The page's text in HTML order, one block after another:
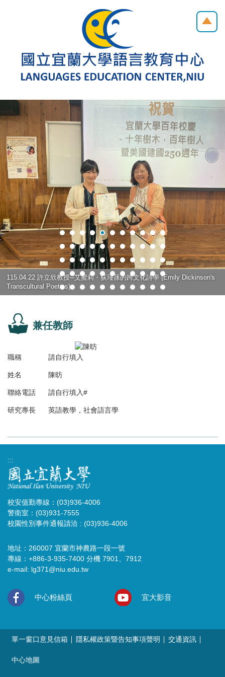
115.04.22 許立欣教授─艾蜜莉・荻瑾蓀的跨文化詩學 (Emily Dickinson's
Transcultural Poetics)
115.04.22 張四德教授─美國是甚麼？我的認知和體驗：1976-2026
兼任教師
職稱 請自行填入
姓名 陳昉
聯絡電話 請自行填入#
研究專長 英語教學，社會語言學
:::
校安值勤專線：(03)936-4006
警衛室：(03)931-7555
校園性別事件通報請洽 : (03)936-4006
地址：260007 宜蘭市神農路一段一號
專線：+886-3-935-7400 分機 7901、7912
e-mail: lg371@niu.edu.tw
中心粉絲頁 宜大影音
單一窗口意見信箱 隱私權政策暨告知事項聲明 交通資訊
中心地圖